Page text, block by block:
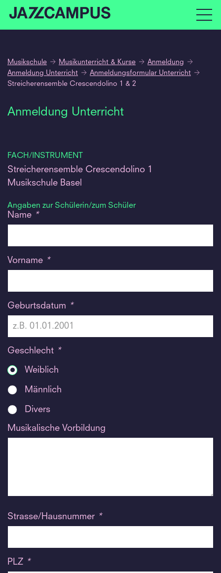
Musikschule Musikunterricht & Kurse
Anmeldung
Anmeldung Unterricht
Anmeldungsformular Unterricht
Streicherensemble Crescendolino 1 & 2
Anmeldung Unterricht
FACH/INSTRUMENT
Streicherensemble Crescendolino 1
Musikschule Basel
Angaben zur Schülerin/zum Schüler
Name *
Vorname *
Geburtsdatum *
Geschlecht *
Weiblich
Männlich
Divers
Musikalische Vorbildung
Strasse/Hausnummer *
PLZ *